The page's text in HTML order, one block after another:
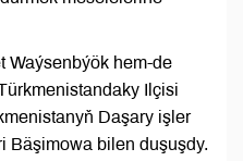
Waýsenbýök hem-de
Ilçisi
Daşary işler
Bäşimowa bilen duşuşdy.